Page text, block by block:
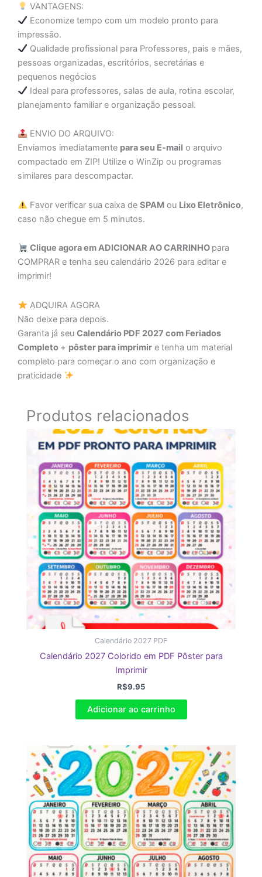
VANTAGENS:
Economize tempo com um modelo pronto para
impressão.
Qualidade profissional para Professores, pais e mães,
pessoas organizadas, escritórios, secretárias e
pequenos negócios
Ideal para professores, salas de aula, rotina escolar,
planejamento familiar e organização pessoal.
ENVIO DO ARQUIVO:
Enviamos imediatamente para seu E-mail o arquivo
compactado em ZIP! Utilize o WinZip ou programas
similares para descompactar.
Favor verificar sua caixa de SPAMou Lixo Eletrônico,
caso não chegue em 5 minutos.
Clique agora em ADICIONAR AO CARRINHO para
COMPRAR e tenha seu calendário 2026 para editar e
imprimir!
ADQUIRA AGORA
Não deixe para depois.
Garanta já seu Calendário PDF 2027 com Feriados
Completo + pôster para imprimir e tenha um material
completo para começar o ano com organização e
praticidade
Produtos relacionados
Calendário 2027 PDF
Calendário 2027 Colorido em PDF Pôster para
Imprimir
R$9.95
Adicionar ao carrinho